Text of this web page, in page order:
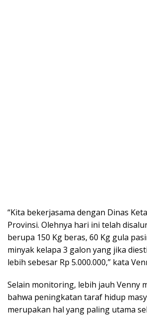
“Kita bekerjasama dengan Dinas
Provinsi. Olehnya hari ini telah
berupa 150 Kg beras, 60 Kg gula
minyak kelapa 3 galon yang jika
lebih sebesar Rp 5.000.000,” kata
Selain monitoring, lebih jauh Venny
bahwa peningkatan taraf hidup
merupakan hal yang paling utama